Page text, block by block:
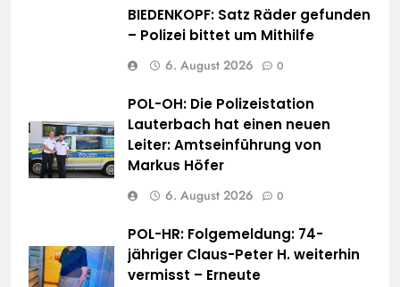
BIEDENKOPF: Satz Räder gefunden
– Polizei bittet um Mithilfe
6. August 2026 0
POL-OH: Die Polizeistation
Lauterbach hat einen neuen
Leiter: Amtseinführung von
Markus Höfer
6. August 2026 0
POL-HR: Folgemeldung: 74-
jähriger Claus-Peter H. weiterhin
vermisst – Erneute